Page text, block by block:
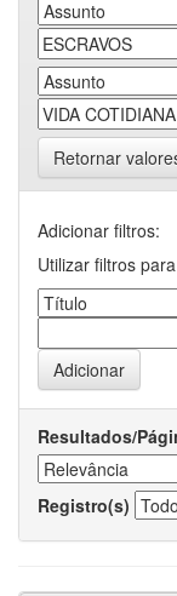
Retornar
Adicionar filtros:
Utilizar filtros
Resultados/
Registro(s)